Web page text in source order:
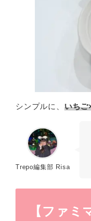
シンプルに、 いちご
Trepo編集部 Risa
【ファ